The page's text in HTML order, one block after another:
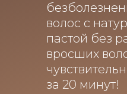
волос с
пастой без
вросших
за 20 минут!